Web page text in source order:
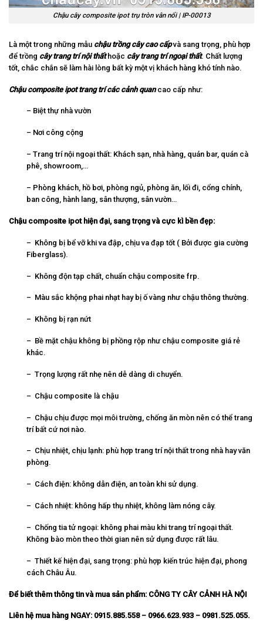
Chậu cây composite ipot trụ tròn vân nổi | IP-00013
Là một trong những mẫu chậu trồng cây cao cấpvà sang trọng, phù hợp
để trồng cây trang trí nội thấthoặc cây trang trí ngoại thất. Chất lượng
tốt, chắc chắn sẽ làm hài lòng bất kỳ một vị khách hàng khó tính nào.
Chậu composite ipot trang trí các cảnh quancao cấp như:
– Biệt thự nhà vườn
– Nơi công cộng
– Trang trí nội ngoại thất: Khách sạn, nhà hàng, quán bar, quán cà
phê, showroom,…
– Phòng khách, hồ bơi, phòng ngủ, phòng ăn, lối đi, cổng chính,
ban công, hành lang, sân thượng, sân vườn…
Chậu composite ipot hiện đại, sang trọng và cực kì bền đẹp:
– Không bị bể vỡ khi va đập, chịu va đạp tốt ( Bởi được gia cường
Fiberglass).
– Không độn tạp chất, chuẩn chậu composite frp.
– Màu sắc khộng phai nhạt hay bị ố vàng như chậu thông thường.
– Không bị rạn nứt
– Bề mặt chậu không bị phồng rộp như chậu composite giá rẻ
khác.
– Trọng lượng rất nhẹ nên dễ dàng di chuyển.
– Chậu composite là chậu
– Chậu chịu được mọi môi trường, chống ăn mòn nên có thể trang
trí bất cứ nơi nào.
– Chịu nhiệt, chịu lạnh: phù hợp trang trí nội thất trong nhà hay văn
phòng.
– Cách điện: không dẫn điện, an toàn khi sử dụng.
– Cách nhiệt: không hấp thụ nhiệt, không làm nóng cây.
– Chống tia tử ngoại: không phai màu khi trang trí ngoại thất.
Không bào mòn theo thời gian nên sử dụng được rất lâu.
– Thiết kế hiện đại, sang trọng: phù hợp kiến trúc hiện đại, phong
cách Châu Âu.
Để biết thêm thông tin và mua sản phẩm: CÔNG TY CÂY CẢNH HÀ NỘI
Liên hệ mua hàng NGAY: 0915.885.558 – 0966.623.933 – 0981.525.055.